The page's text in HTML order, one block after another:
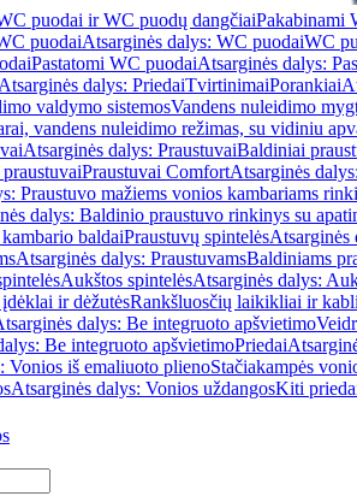
puodai ir WC puodų dangčiaiPakabinami
puodaiAtsarginės dalys: WC puodaiWC
Pastatomi WC puodaiAtsarginės dalys:
Atsarginės dalys: PriedaiTvirtinimaiPorankiai
valdymo sistemosVandens nuleidimo
vandens nuleidimo režimas, su vidiniu
Atsarginės dalys: PraustuvaiBaldiniai
Praustuvai ComfortAtsarginės
Praustuvo mažiems vonios kambariams
dalys: Baldinio praustuvo rinkinys su
baldaiPraustuvų spintelėsAtsarginės
Atsarginės dalys: PraustuvamsBaldiniams
Aukštos spintelėsAtsarginės dalys:
ir dėžutėsRankšluosčių laikikliai ir
dalys: Be integruoto apšvietimo
Be integruoto apšvietimoPriedai
Vonios iš emaliuoto plienoStačiakampės
Atsarginės dalys: Vonios uždangosKiti